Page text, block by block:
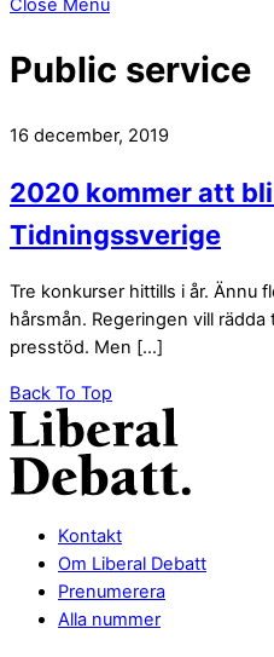
Close Menu
Public service
16 december, 2019
2020 kommer att
Tidningssverige
Tre konkurser hittills i år. Ännu
hårsmån. Regeringen vill
presstöd. Men […]
Back To Top
Kontakt
Om Liberal Debatt
Prenumerera
Alla nummer